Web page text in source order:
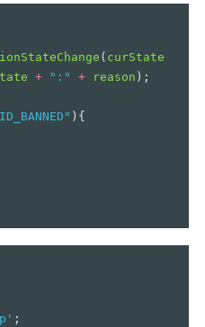
( curState
+ " : " + reason );
" ){
;